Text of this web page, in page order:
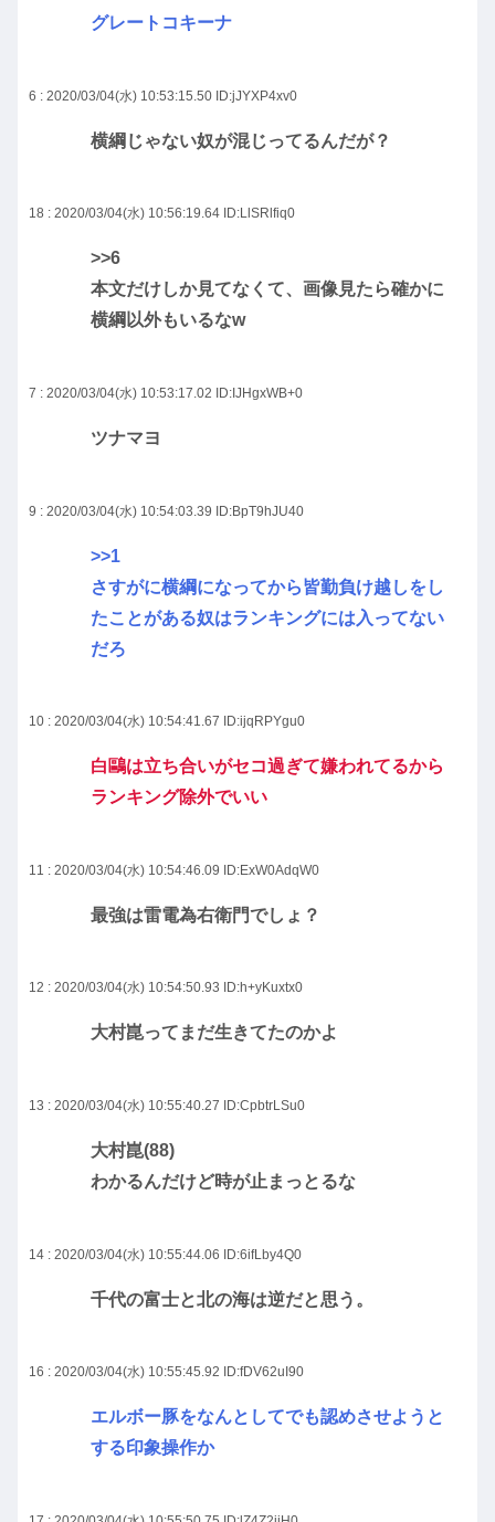
グレートコキーナ
6 : 2020/03/04(水) 10:53:15.50 ID:jJYXP4xv0
横綱じゃない奴が混じってるんだが？
18 : 2020/03/04(水) 10:56:19.64 ID:LlSRlfiq0
>>6
本文だけしか見てなくて、画像見たら確かに
横綱以外もいるなw
7 : 2020/03/04(水) 10:53:17.02 ID:IJHgxWB+0
ツナマヨ
9 : 2020/03/04(水) 10:54:03.39 ID:BpT9hJU40
>>1
さすがに横綱になってから皆勤負け越しをし
たことがある奴はランキングには入ってない
だろ
10 : 2020/03/04(水) 10:54:41.67 ID:ijqRPYgu0
白鷗は立ち合いがセコ過ぎて嫌われてるから
ランキング除外でいい
11 : 2020/03/04(水) 10:54:46.09 ID:ExW0AdqW0
最強は雷電為右衛門でしょ？
12 : 2020/03/04(水) 10:54:50.93 ID:h+yKuxtx0
大村崑ってまだ生きてたのかよ
13 : 2020/03/04(水) 10:55:40.27 ID:CpbtrLSu0
大村崑(88)
わかるんだけど時が止まっとるな
14 : 2020/03/04(水) 10:55:44.06 ID:6ifLby4Q0
千代の富士と北の海は逆だと思う。
16 : 2020/03/04(水) 10:55:45.92 ID:fDV62uI90
エルボー豚をなんとしてでも認めさせようと
する印象操作か